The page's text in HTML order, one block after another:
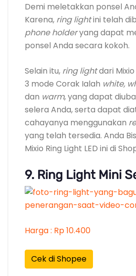
Demi meletakkan ponsel
Karena, ring lightini telah
phone holderyang dapat
ponsel Anda secara kokoh.
Selain itu, ring lightdari
3 mode Corak Ialah white,
dan warm, yang dapat
selera Anda, serta dapat
cahayanya menggunakan
yang telah tersedia. Anda
Mixio Ring Light LED ini di
9. Ring Light Mini
Harga : Rp 10.400
Cek di Shopee